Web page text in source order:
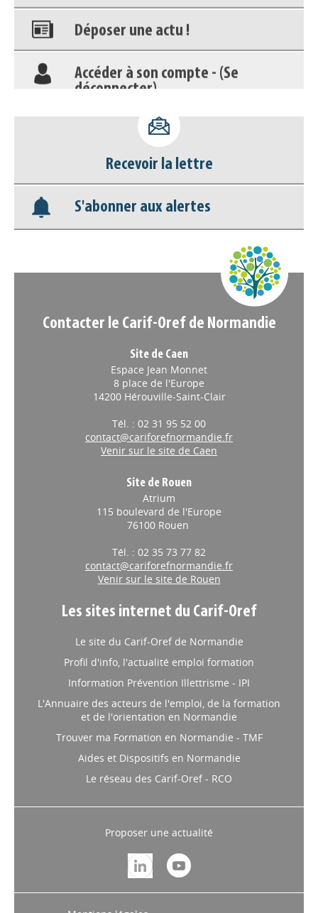
Déposer une actu !
Accéder à son compte - (Se
déconnecter)
Base documentaire
Nos veilles Scoop.it
Appels à projets
Recevoir la lettre
S'abonner aux alertes
Contacter le Carif-Oref de Normandie
Site de Caen
Espace Jean Monnet
8 place de l'Europe
14200 Hérouville-Saint-Clair
Tél. : 02 31 95 52 00
contact@cariforefnormandie.fr
Venir sur le site de Caen
Site de Rouen
Atrium
115 boulevard de l'Europe
76100 Rouen
Tél. : 02 35 73 77 82
contact@cariforefnormandie.fr
Venir sur le site de Rouen
Les sites internet du Carif-Oref
Le site du Carif-Oref de Normandie
Profil d'info, l'actualité emploi formation
Information Prévention Illettrisme - IPI
L'Annuaire des acteurs de l'emploi, de la formation
et de l'orientation en Normandie
Trouver ma Formation en Normandie - TMF
Aides et Dispositifs en Normandie
Le réseau des Carif-Oref - RCO
Proposer une actualité